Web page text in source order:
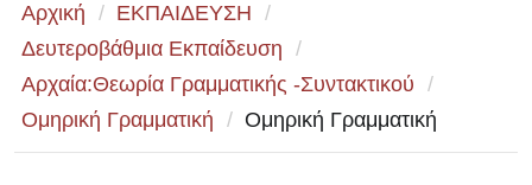
Αρχική / ΕΚΠΑΙΔΕΥΣΗ /
Δευτεροβάθμια Εκπαίδευση /
Αρχαία:Θεωρία Γραμματικής -Συντακτικού /
Ομηρική Γραμματική / Ομηρική Γραμματική